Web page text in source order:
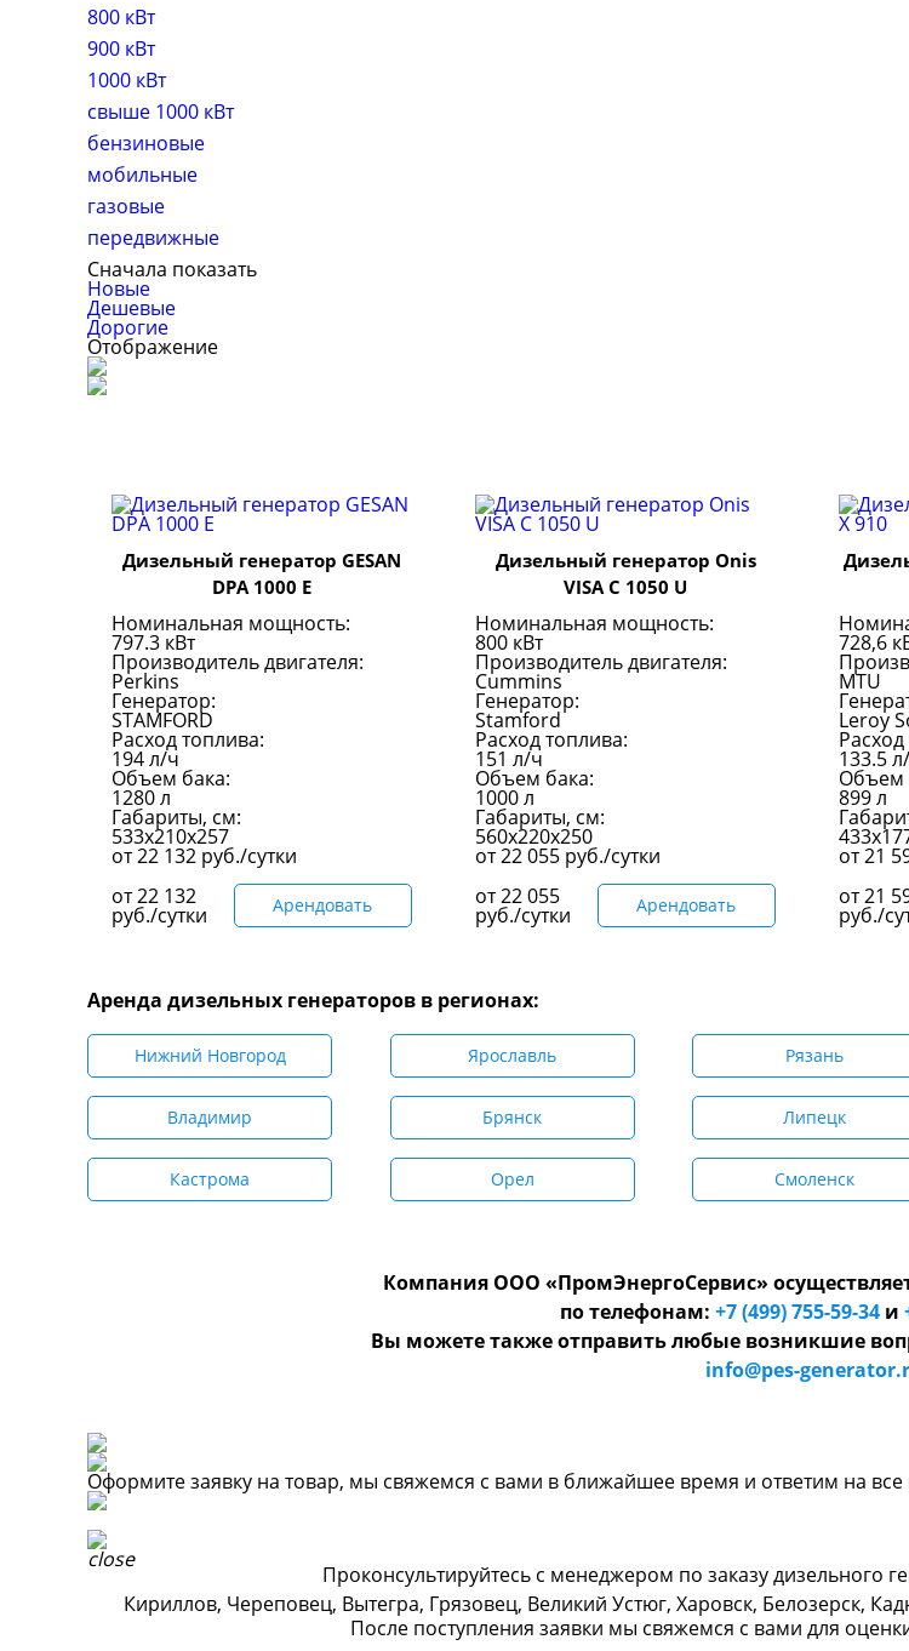
800 кВт
900 кВт
1000 кВт
свыше 1000 кВт
бензиновые
мобильные
газовые
передвижные
Сначала показать
Новые
Дешевые
Дорогие
Отображение
Дизельный генератор GESAN
DPA 1000 E
Номинальная мощность:
797.3 кВт
Производитель двигателя:
Perkins
Генератор:
STAMFORD
Расход топлива:
194 л/ч
Объем бака:
1280 л
Габариты, см:
533x210x257
от22 132 руб./сутки
от22 132
руб./сутки Арендовать
Дизельный генератор Onis
VISA C 1050 U
Номинальная мощность:
800 кВт
Производитель двигателя:
Cummins
Генератор:
Stamford
Расход топлива:
151 л/ч
Объем бака:
1000 л
Габариты, см:
560х220х250
от22 055 руб./сутки
от22 055
руб./сутки Арендовать
728,6
MTU
Leroy
133.5
Объем
899 л
от21
от21
руб./
Аренда дизельных генераторов в регионах:
Нижний Новгород Ярославль Рязань
Владимир Брянск Липецк
Кастрома Орел Смоленск
Компания ООО «ПромЭнергоСервис»
по телефонам: +7 (499) 755-59-34 и
Вы можете также отправить любые возникшие
info@pes-
Оформите заявку на товар, мы свяжемся с вами в ближайшее время и ответим на
Проконсультируйтесь с менеджером по заказу дизельного
Кириллов, Череповец, Вытегра, Грязовец, Великий Устюг, Харовск, Белозерск,
После поступления заявки мы свяжемся с вами для